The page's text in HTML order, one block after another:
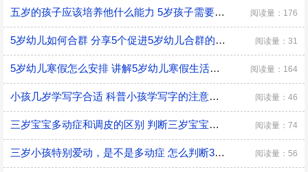
五岁的孩子应该培养他什么能力 5岁孩子需要培养的能力 阅读量：176
5岁幼儿如何合群 分享5个促进5岁幼儿合群的技巧 阅读量：31
5岁幼儿寒假怎么安排 讲解5岁幼儿寒假生活安排 阅读量：164
小孩几岁学写字合适 科普小孩学写字的注意事项 阅读量：46
三岁宝宝多动症和调皮的区别 判断三岁宝宝是多动症和调皮的方法 阅读量：74
三岁小孩特别爱动，是不是多动症 怎么判断3岁多动症？ 阅读量：56